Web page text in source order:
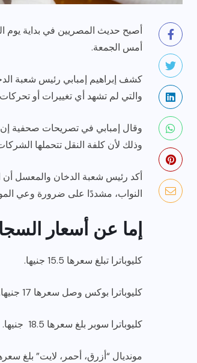
أصبح حديث المصريين في بداية يوم
أمس الجمعة.
كشف إبراهيم إمبابي رئيس شعبة
والتي لم تشهد أي تغييرات أو
وقال إمبابي في تصريحات صحفية إن
وذلك لأن كلفة النقل تتحملها
أكد رئيس شعبة الدخان والمعسل أن
النواب، مشددًا على ضرورة وعي
إما عن أسعار
كليوباترا تبلغ سعرها 15.5 جنيها.
كليوباترا بوكس وصل سعرها 17 جنيها.
كليوباترا سوبر بلغ سعرها 18.5 جنيها.
مونديال “أزرق، أحمر، لايت” بلغ سعرها 16.5
رصد اهم
نجوم